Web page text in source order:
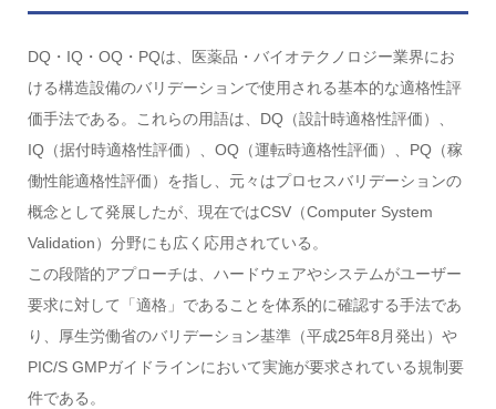
DQ・IQ・OQ・PQは、医薬品・バイオテクノロジー業界にお
ける構造設備のバリデーションで使用される基本的な適格性評
価手法である。これらの用語は、DQ（設計時適格性評価）、
IQ（据付時適格性評価）、OQ（運転時適格性評価）、PQ（稼
働性能適格性評価）を指し、元々はプロセスバリデーションの
概念として発展したが、現在ではCSV（Computer System
Validation）分野にも広く応用されている。
この段階的アプローチは、ハードウェアやシステムがユーザー
要求に対して「適格」であることを体系的に確認する手法であ
り、厚生労働省のバリデーション基準（平成25年8月発出）や
PIC/S GMPガイドラインにおいて実施が要求されている規制要
件である。